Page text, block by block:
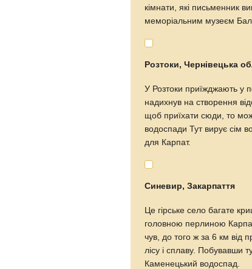
кімнати, які письменник
меморіальним музеєм
Розтоки, Чернівецька
У Розтоки приїжджають у
надихнув на створення
щоб приїхати сюди, то
водоспади Тут вирує сім
для Карпат.
Синевир, Закарпаття
Це гірське село багате
головною перлиною
чув, до того ж за 6 км від
лісу і сплаву. Побувавши
Каменецький водоспад.